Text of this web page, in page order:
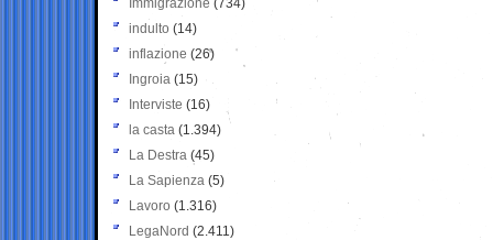
Immigrazione (734)
indulto (14)
inflazione (26)
Ingroia (15)
Interviste (16)
la casta (1.394)
La Destra (45)
La Sapienza (5)
Lavoro (1.316)
LegaNord (2.411)